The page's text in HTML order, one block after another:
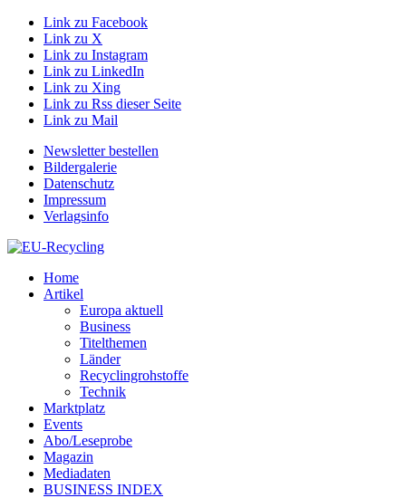
Link zu Facebook
Link zu X
Link zu Instagram
Link zu LinkedIn
Link zu Xing
Link zu Rss dieser Seite
Link zu Mail
Newsletter bestellen
Bildergalerie
Datenschutz
Impressum
Verlagsinfo
Home
Artikel
Europa aktuell
Business
Titelthemen
Länder
Recyclingrohstoffe
Technik
Marktplatz
Events
Abo/Leseprobe
Magazin
Mediadaten
BUSINESS INDEX